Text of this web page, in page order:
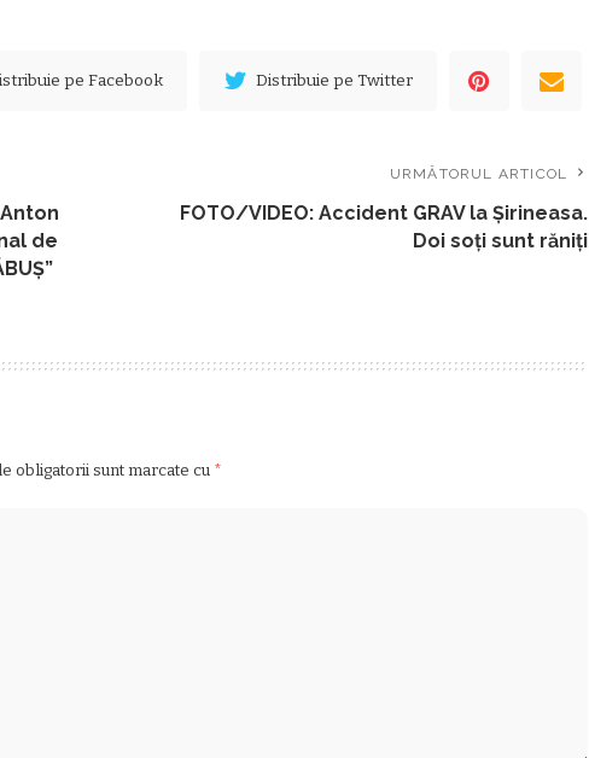
pe Facebook Distribuie pe Twitter
de
URMĂTORUL ARTICOL
FOTO/VIDEO: Accident GRAV la Șirineasa.
Doi soți sunt răniți
obligatorii sunt marcate cu *